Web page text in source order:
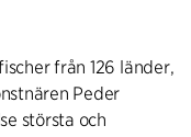
från 126 länder,
Peder
största och